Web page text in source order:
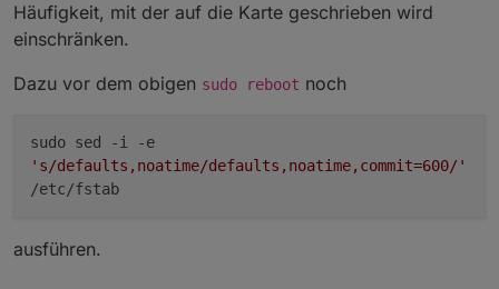
Es können noch einige Einstellungen direkt
dann beispielsweise so aus:
Häufigkeit, mit der auf die Karte geschrieben wird
einschränken.
Dazu vor dem obigen sudo reboot noch
sudo sed -i -e
's/defaults,noatime/defaults,noatime,commit=600/'
/etc/fstab
ausführen.